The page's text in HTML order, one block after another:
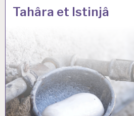
Tahâra et Istinjâ